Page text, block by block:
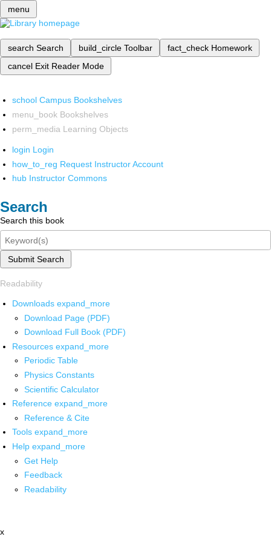
menu
search Search build_circle Toolbar fact_check Homework
cancel Exit Reader Mode
school Campus Bookshelves
menu_book Bookshelves
perm_media Learning Objects
login Login
how_to_reg Request Instructor Account
hub Instructor Commons
Search
Search this book
Submit Search
Readability
Downloads expand_more
Download Page (PDF)
Download Full Book (PDF)
Resources expand_more
Periodic Table
Physics Constants
Scientific Calculator
Reference expand_more
Reference & Cite
Tools expand_more
Help expand_more
Get Help
Feedback
Readability
x